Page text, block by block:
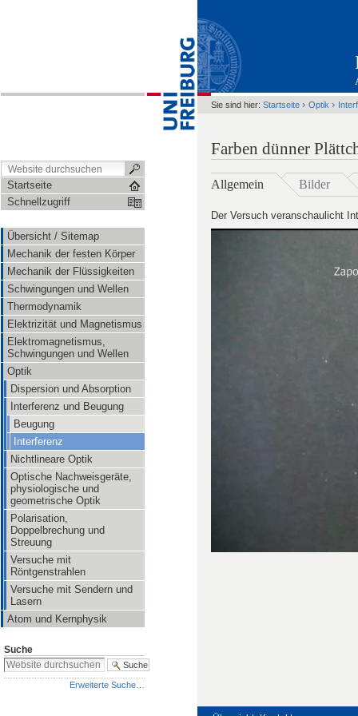
Startseite
Schnellzugriff
Übersicht / Sitemap
Mechanik der festen Körper
Mechanik der Flüssigkeiten
Schwingungen und Wellen
Thermodynamik
Elektrizität und Magnetismus
Elektromagnetismus,
Schwingungen und Wellen
Optik
Dispersion und Absorption
Interferenz und Beugung
Beugung
Interferenz
Nichtlineare Optik
Optische Nachweisgeräte,
physiologische und
geometrische Optik
Polarisation,
Doppelbrechung und
Streuung
Versuche mit
Röntgenstrahlen
Versuche mit Sendern und
Lasern
Atom und Kernphysik
Suche
Erweiterte Suche…
Sie sind hier: Startseite › Optik ›
Farben dünner
Allgemein Bilder
Der Versuch veranschaulicht